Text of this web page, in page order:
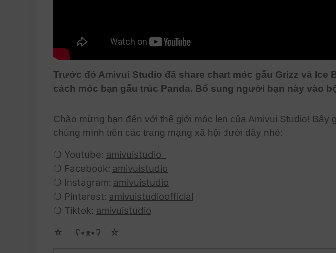
Trước đó Amivui Studio đã share chart móc gấu Grizz và
cách móc bạn gấu trúc Panda. Bổ sung người bạn này vào
Chào mừng bạn đến với thế giới móc len của Amivui Studio!
chúng mình trên các trang mạng xã hội dưới đây nhé:
❍ Youtube: amivuistudio
❍ Facebook: amivuistudio
❍ Instagram: amivuistudio
❍ Pinterest: amivuistudioofficial
❍ Tiktok: amivuistudio
☆ゝ ʕ•ᴥ•ʔゝ☆